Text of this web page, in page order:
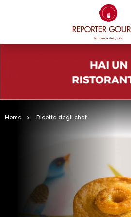
Home > Ricette degli chef